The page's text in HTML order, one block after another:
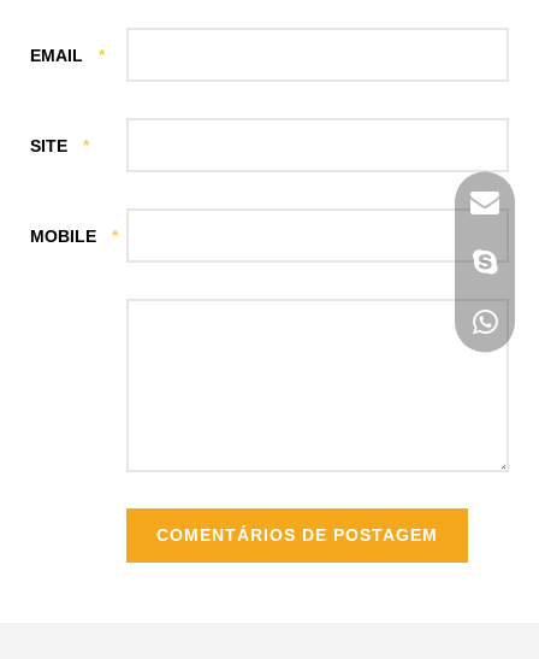
EMAIL *
SITE *
MOBILE *
COMENTÁRIOS DE POSTAGEM